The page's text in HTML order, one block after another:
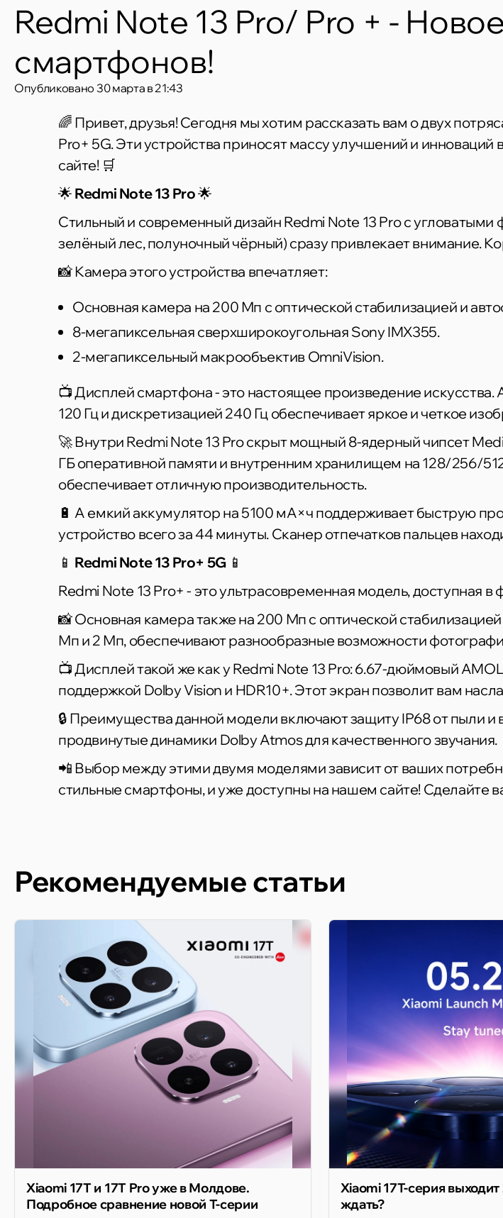
Redmi Note 13 Pro/ Pro + -
смартфонов!
Опубликовано 30 марта в 21:43
🌈 Привет, друзья! Сегодня мы хотим рассказать вам о двух
Pro+ 5G. Эти устройства приносят массу улучшений и
сайте! 🛒
🌟 Redmi Note 13 Pro🌟
Стильный и современный дизайн Redmi Note 13 Pro с
зелёный лес, полуночный чёрный) сразу привлекает внимание.
📸 Камера этого устройства впечатляет:
Основная камера на 200 Мп с оптической стабилизацией и
8-мегапиксельная сверхширокоугольная Sony IMX355.
2-мегапиксельный макрообъектив OmniVision.
📺 Дисплей смартфона - это настоящее произведение
120 Гц и дискретизацией 240 Гц обеспечивает яркое и четкое
🚀 Внутри Redmi Note 13 Pro скрыт мощный 8-ядерный чипсет
ГБ оперативной памяти и внутренним хранилищем на 128/256/
обеспечивает отличную производительность.
🔋 А емкий аккумулятор на 5100 мА×ч поддерживает быструю
устройство всего за 44 минуты. Сканер отпечатков пальцев
📱 Redmi Note 13 Pro+ 5G📱
Redmi Note 13 Pro+ - это ультрасовременная модель, доступная
📸 Основная камера также на 200 Мп с оптической
Мп и 2 Мп, обеспечивают разнообразные возможности
📺 Дисплей такой же как у Redmi Note 13 Pro: 6.67-дюймовый
поддержкой Dolby Vision и HDR10+. Этот экран позволит вам
🔒 Преимущества данной модели включают защиту IP68 от пыли и
продвинутые динамики Dolby Atmos для качественного звучания.
📲 Выбор между этими двумя моделями зависит от ваших
стильные смартфоны, и уже доступны на нашем сайте! Сделайте
Рекомендуемые статьи
Xiaomi 17T и 17T Pro уже в Молдове.
Подробное сравнение новой T-серии
Xiaomi 17T-серия
ждать?